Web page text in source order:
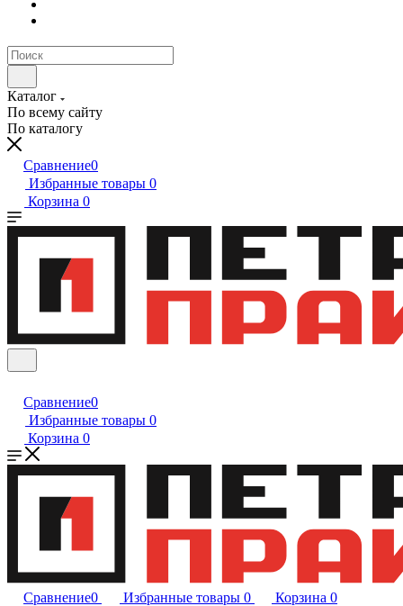
Каталог
По всему сайту
По каталогу
Сравнение0
Избранные товары 0
Корзина 0
Сравнение0
Избранные товары 0
Корзина 0
Сравнение0 Избранные товары 0 Корзина 0